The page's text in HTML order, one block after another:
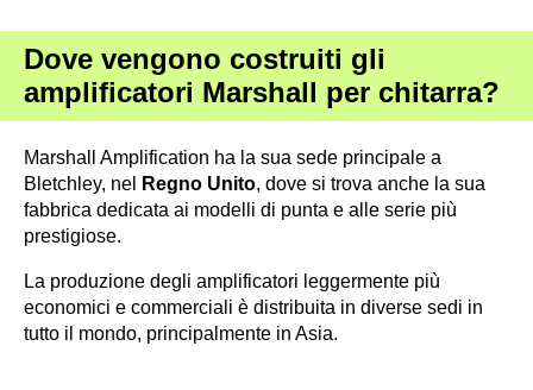
Dove vengono costruiti gli
amplificatori Marshall per chitarra?
Marshall Amplification ha la sua sede principale a
Bletchley, nel
Regno Unito, dove si trova anche la sua
fabbrica dedicata ai modelli di punta e alle serie più
prestigiose.
La produzione degli amplificatori leggermente più
economici e commerciali è distribuita in diverse sedi in
tutto il mondo, principalmente in Asia.